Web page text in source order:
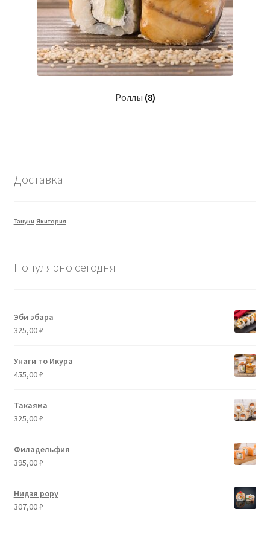
Роллы (8)
Доставка
Тануки Якитория
Популярно сегодня
Эби эбара
325,00₽
Унаги то Икура
455,00₽
Такаяма
325,00₽
Филадельфия
395,00₽
Нидзя рору
307,00₽